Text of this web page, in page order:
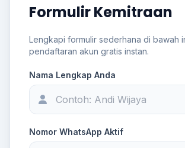
Formulir Kemitraan
Lengkapi formulir sederhana di bawah
pendaftaran akun gratis instan.
Nama Lengkap Anda
Nomor WhatsApp Aktif